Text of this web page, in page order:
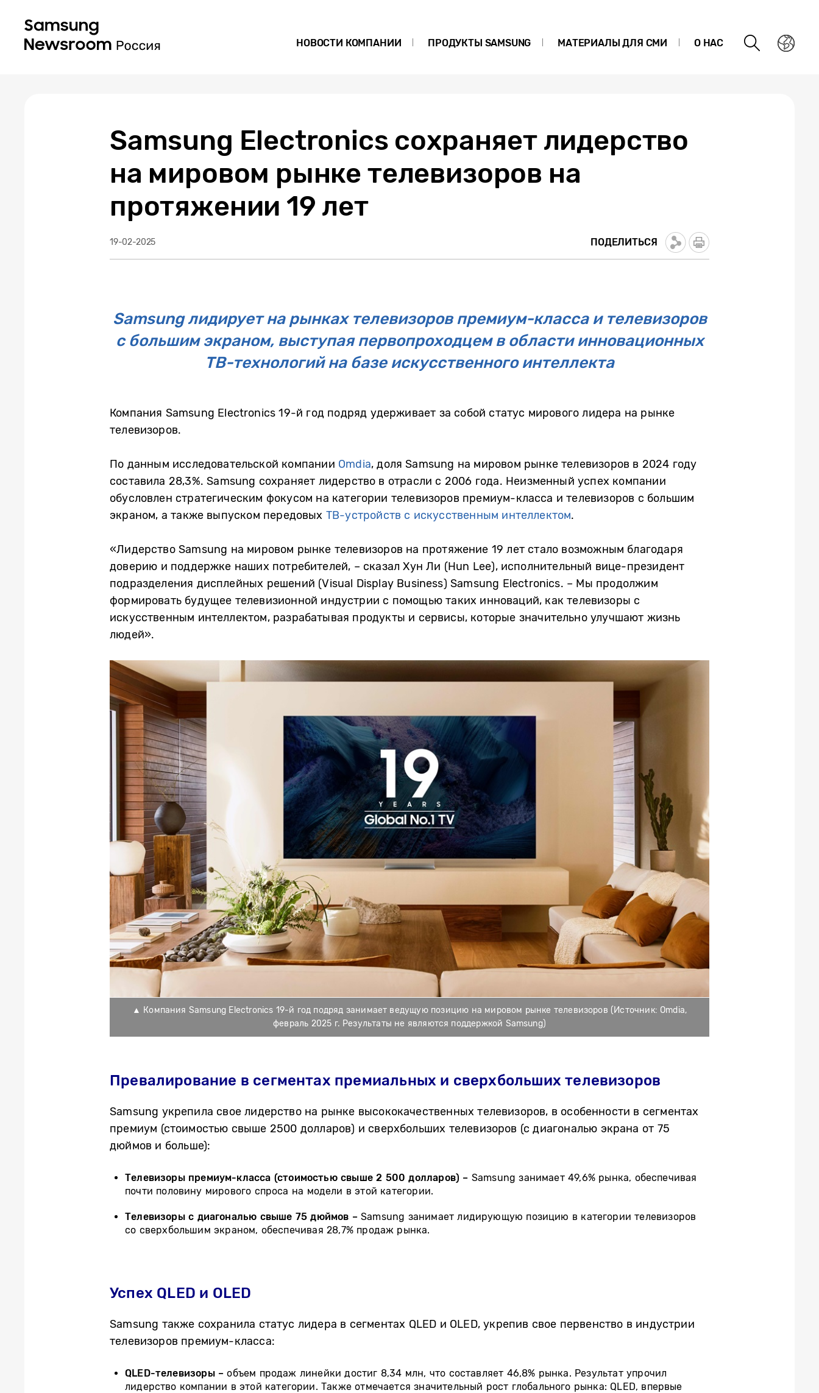
НОВОСТИ КОМПАНИИ ПРОДУКТЫ SAMSUNG МАТЕРИАЛЫ ДЛЯ СМИ О НАС
Samsung Electronics сохраняет лидерство
на мировом рынке телевизоров на
протяжении 19 лет
19-02-2025 ПОДЕЛИТЬСЯ
Samsung лидирует на рынках телевизоров премиум-класса и телевизоров
с большим экраном, выступая первопроходцем в области инновационных
ТВ-технологий на базе искусственного интеллекта
Компания Samsung Electronics 19-й год подряд удерживает за собой статус мирового лидера на рынке
телевизоров.
По данным исследовательской компании Omdia, доля Samsung на мировом рынке телевизоров в 2024 году
составила 28,3%. Samsung сохраняет лидерство в отрасли с 2006 года. Неизменный успех компании
обусловлен стратегическим фокусом на категории телевизоров премиум-класса и телевизоров с большим
экраном, а также выпуском передовых ТВ-устройств с искусственным интеллектом.
«Лидерство Samsung на мировом рынке телевизоров на протяжение 19 лет стало возможным благодаря
доверию и поддержке наших потребителей, – сказал Хун Ли (Hun Lee), исполнительный вице-президент
подразделения дисплейных решений (Visual Display Business) Samsung Electronics. – Мы продолжим
формировать будущее телевизионной индустрии с помощью таких инноваций, как телевизоры с
искусственным интеллектом, разрабатывая продукты и сервисы, которые значительно улучшают жизнь
людей».
▲ Компания Samsung Electronics 19-й год подряд занимает ведущую позицию на мировом рынке телевизоров (Источник: Omdia,
февраль 2025 г. Результаты не являются поддержкой Samsung)
Превалирование в сегментах премиальных и сверхбольших телевизоров
Samsung укрепила свое лидерство на рынке высококачественных телевизоров, в особенности в сегментах
премиум (стоимостью свыше 2500 долларов) и сверхбольших телевизоров (с диагональю экрана от 75
дюймов и больше):
Телевизоры премиум-класса (стоимостью свыше 2 500 долларов) – Samsung занимает 49,6% рынка, обеспечивая
почти половину мирового спроса на модели в этой категории.
Телевизоры с диагональю свыше 75 дюймов –Samsung занимает лидирующую позицию в категории телевизоров
со сверхбольшим экраном, обеспечивая 28,7% продаж рынка.
Успех QLED и OLED
Samsung также сохранила статус лидера в сегментах QLED и OLED, укрепив свое первенство в индустрии
телевизоров премиум-класса:
QLED-телевизоры – объем продаж линейки достиг 8,34 млн, что составляет 46,8% рынка. Результат упрочил
лидерство компании в этой категории. Также отмечается значительный рост глобального рынка: QLED, впервые